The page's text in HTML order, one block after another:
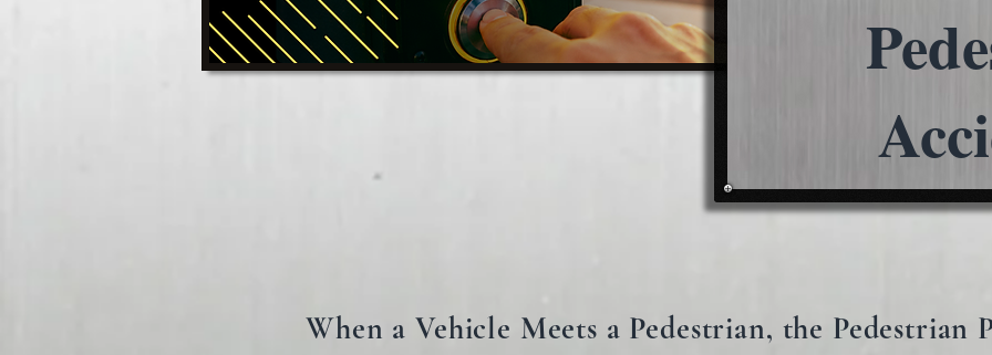
When a Vehicle Meets a Pedestrian, the Pedestrian